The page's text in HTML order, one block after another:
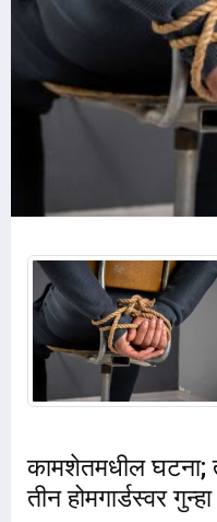
कामशेतमधील घटना;
तीन होमगार्डस्वर गुन्हा